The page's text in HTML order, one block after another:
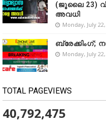
(ജൂലൈ 23)
അവധി
Monday, July
ബ്രേക്കിംഗ്;
Monday, July
TOTAL PAGEVIEWS
40,792,475